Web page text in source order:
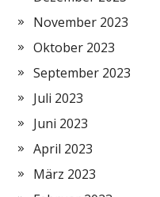
November 2023
Oktober 2023
September 2023
Juli 2023
Juni 2023
April 2023
März 2023